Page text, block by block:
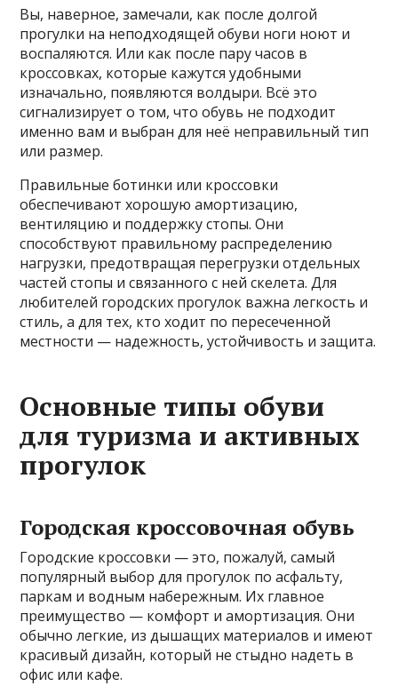
Вы, наверное, замечали, как после долгой
прогулки на неподходящей обуви ноги ноют и
воспаляются. Или как после пару часов в
кроссовках, которые кажутся удобными
изначально, появляются волдыри. Всё это
сигнализирует о том, что обувь не подходит
именно вам и выбран для неё неправильный тип
или размер.
Правильные ботинки или кроссовки
обеспечивают хорошую амортизацию,
вентиляцию и поддержку стопы. Они
способствуют правильному распределению
нагрузки, предотвращая перегрузки отдельных
частей стопы и связанного с ней скелета. Для
любителей городских прогулок важна легкость и
стиль, а для тех, кто ходит по пересеченной
местности — надежность, устойчивость и защита.
Основные типы обуви
для туризма и активных
прогулок
Городская кроссовочная обувь
Городские кроссовки — это, пожалуй, самый
популярный выбор для прогулок по асфальту,
паркам и водным набережным. Их главное
преимущество — комфорт и амортизация. Они
обычно легкие, из дышащих материалов и имеют
красивый дизайн, который не стыдно надеть в
офис или кафе.